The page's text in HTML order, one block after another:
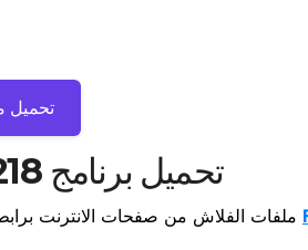
تحميل
تحميل برنامج FlashGet 3.7.0.1218
ملفات الفلاش من صفحات الانترنت